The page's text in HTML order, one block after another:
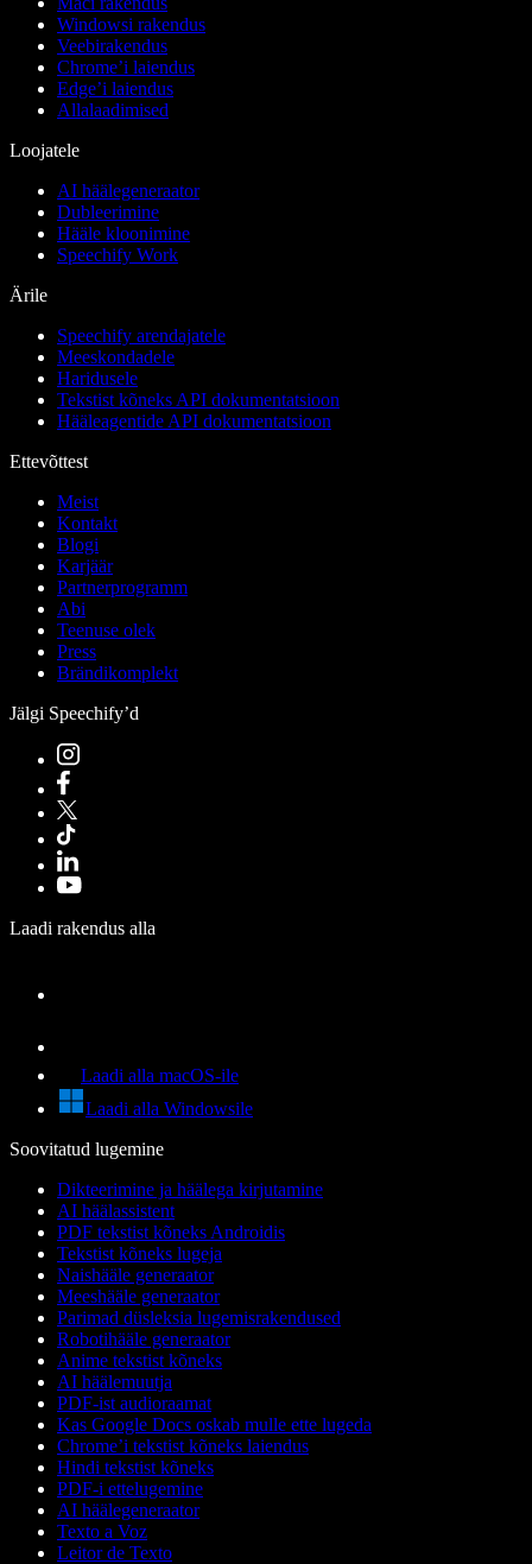
Windowsi rakendus
Veebirakendus
Chrome’i laiendus
Edge’i laiendus
Allalaadimised
Loojatele
AI häälegeneraator
Dubleerimine
Hääle kloonimine
Speechify Work
Ärile
Speechify arendajatele
Meeskondadele
Haridusele
Tekstist kõneks API dokumentatsioon
Hääleagentide API dokumentatsioon
Ettevõttest
Meist
Kontakt
Blogi
Karjäär
Partnerprogramm
Abi
Teenuse olek
Press
Brändikomplekt
Jälgi Speechify’d
Laadi rakendus alla
Laadi alla macOS-ile
Laadi alla Windowsile
Soovitatud lugemine
Dikteerimine ja häälega kirjutamine
AI häälassistent
PDF tekstist kõneks Androidis
Tekstist kõneks lugeja
Naishääle generaator
Meeshääle generaator
Parimad düsleksia lugemisrakendused
Robotihääle generaator
Anime tekstist kõneks
AI häälemuutja
PDF-ist audioraamat
Kas Google Docs oskab mulle ette lugeda
Chrome’i tekstist kõneks laiendus
Hindi tekstist kõneks
PDF-i ettelugemine
AI häälegeneraator
Texto a Voz
Leitor de Texto